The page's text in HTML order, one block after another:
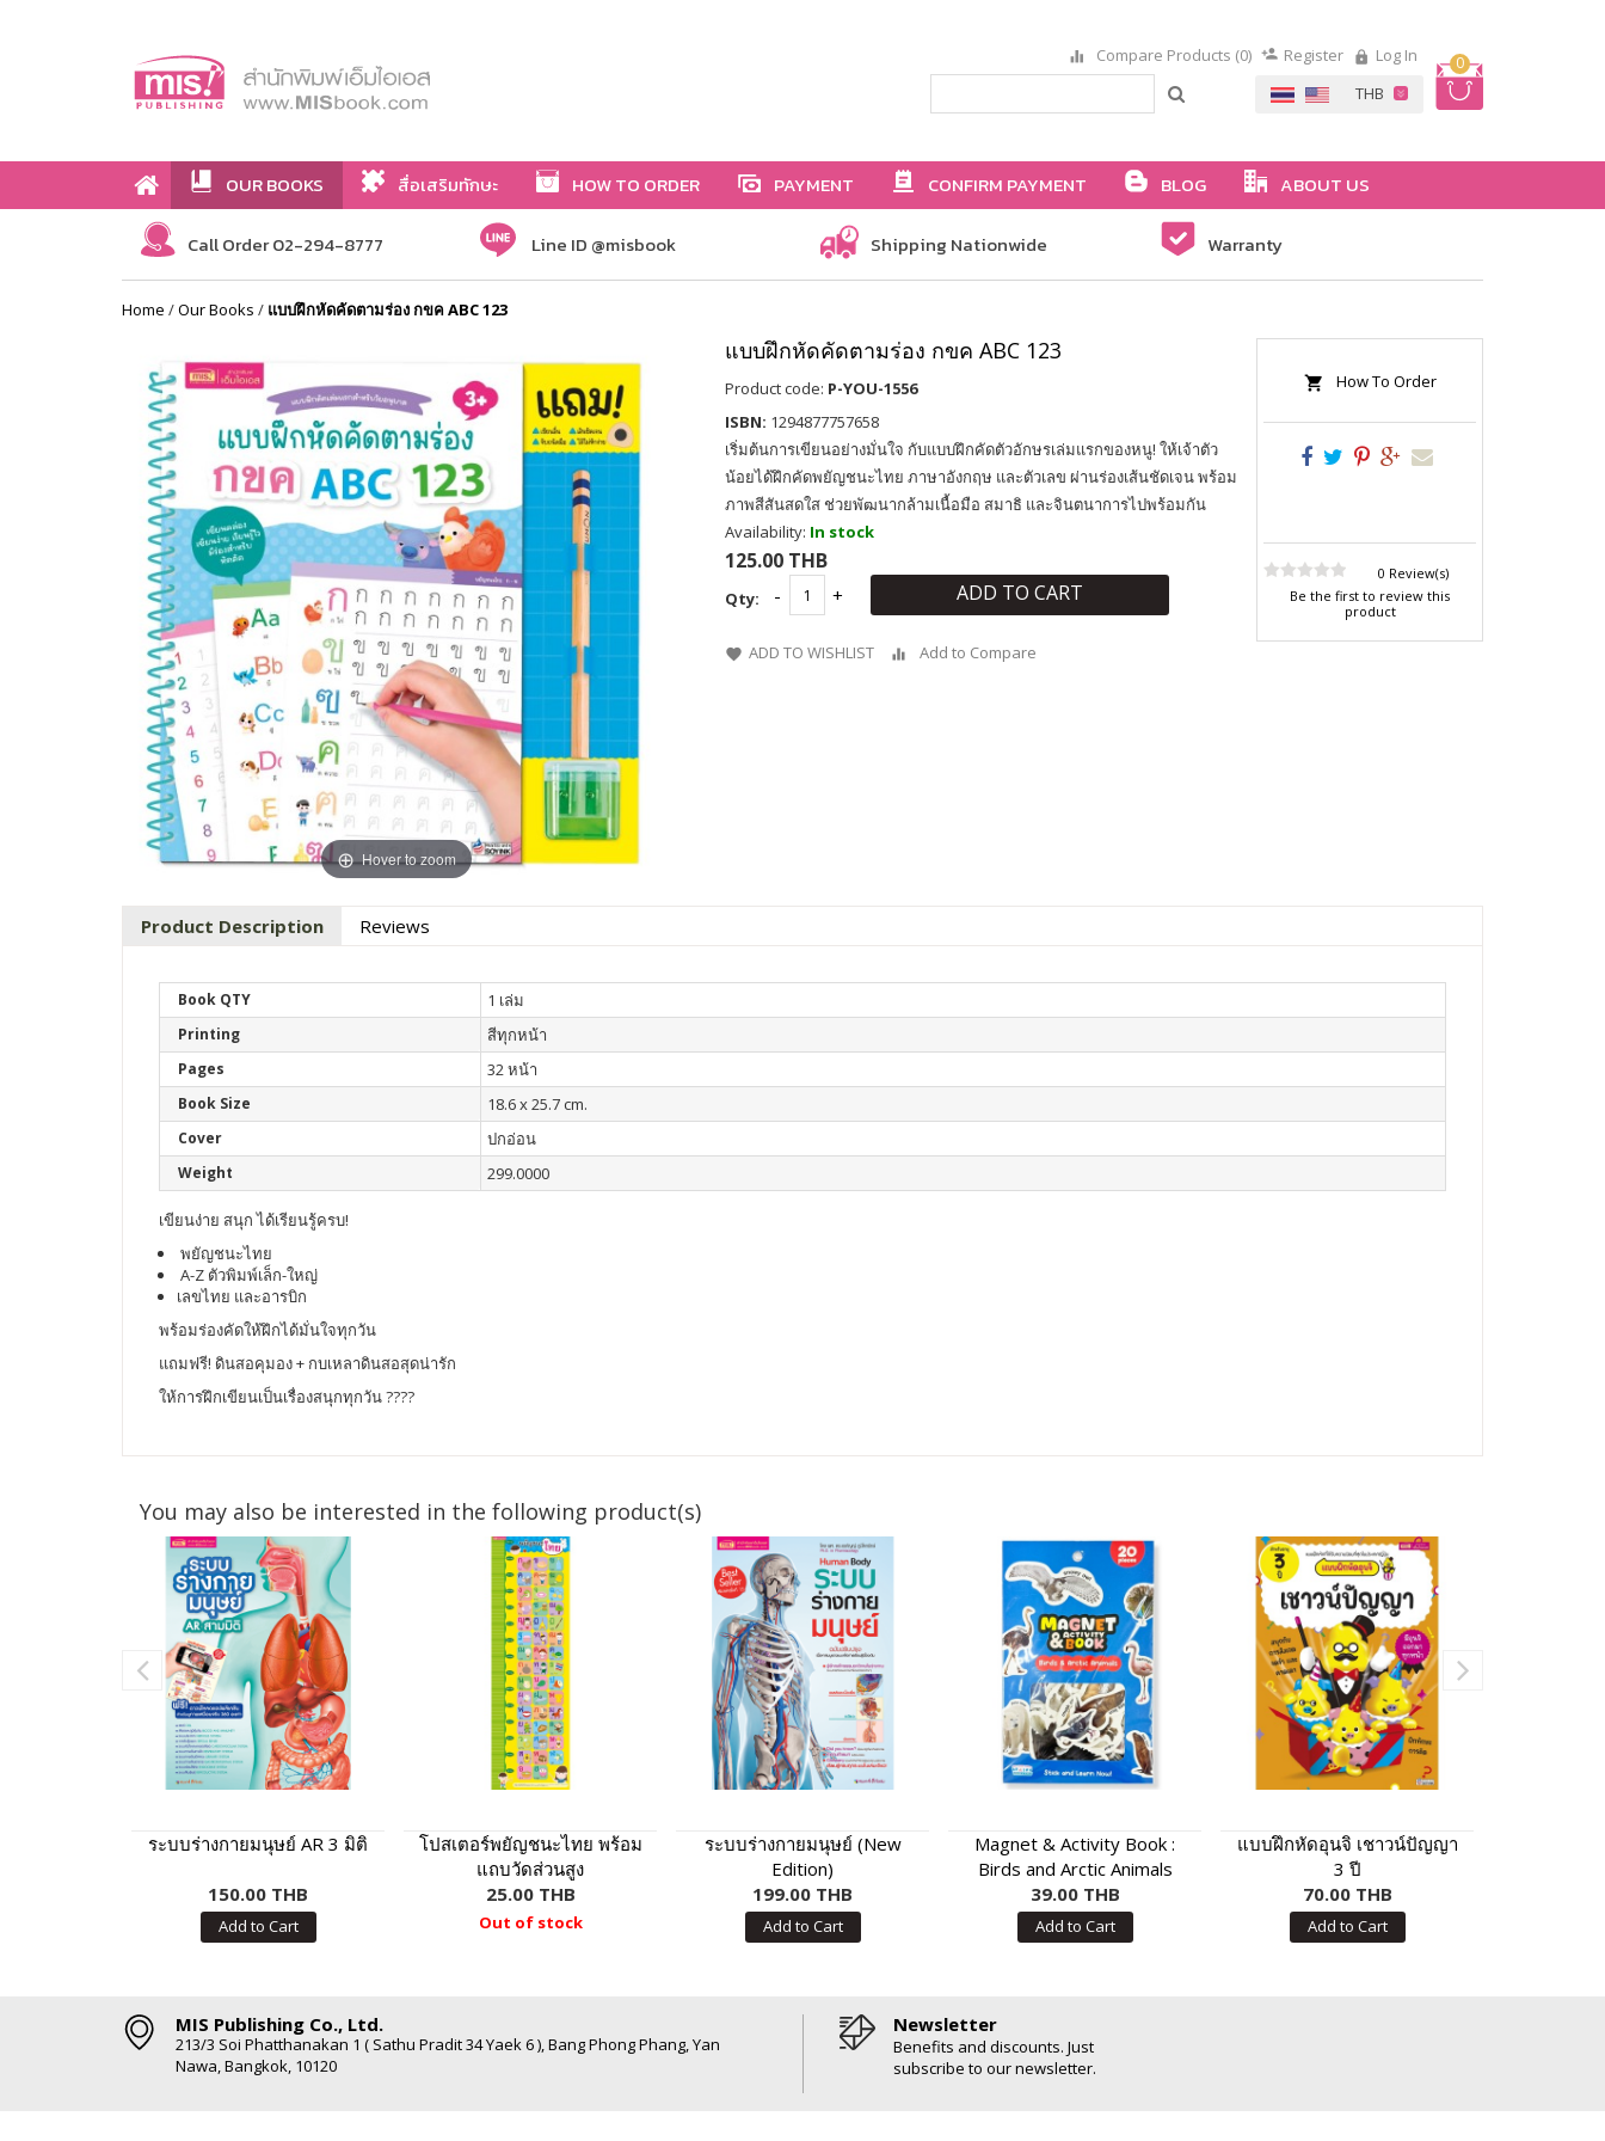
0
Compare Products (0) Register Log In
OUR BOOKS สื่อเสริมทักษะ HOW TO ORDER PAYMENT CONFIRM PAYMENT BLOG ABOUT US
Call Order 02-294-8777 Line ID @misbook Shipping Nationwide Warranty
Home /Our Books / แบบฝึกหัดคัดตามร่อง กขค ABC 123
Hover to zoom
แบบฝึกหัดคัดตามร่อง กขค ABC 123
Product code: P-YOU-1556
ISBN: 1294877757658
เริ่มต้นการเขียนอย่างมั่นใจ กับแบบฝึกคัดตัวอักษรเล่มแรกของหนู! ให้เจ้าตัว
น้อยได้ฝึกคัดพยัญชนะไทย ภาษาอังกฤษ และตัวเลข ผ่านร่องเส้นชัดเจน พร้อม
ภาพสีสันสดใส ช่วยพัฒนากล้ามเนื้อมือ สมาธิ และจินตนาการไปพร้อมกัน
Availability: In stock
125.00 THB
Qty: ADD TO CART
ADD TO WISHLIST Add to Compare
How To Order
0 Review(s)
Be the first to review this
product
Product Description Reviews
Book QTY 1 เล่ม
Printing สีทุกหน้า
Pages 32 หน้า
Book Size 18.6 x 25.7 cm.
Cover ปกอ่อน
Weight 299.0000
เขียนง่าย สนุก ได้เรียนรู้ครบ!
พยัญชนะไทย
A-Z ตัวพิมพ์เล็ก-ใหญ่
เลขไทย และอารบิก
พร้อมร่องคัดให้ฝึกได้มั่นใจทุกวัน
แถมฟรี! ดินสอคุมอง + กบเหลาดินสอสุดน่ารัก
ให้การฝึกเขียนเป็นเรื่องสนุกทุกวัน ????
You may also be interested in the following product(s)
ระบบร่างกายมนุษย์ AR 3 มิติ
150.00 THB
Add to Cart
โปสเตอร์พยัญชนะไทย พร้อม
แถบวัดส่วนสูง
25.00 THB
Out of stock
ระบบร่างกายมนุษย์ (New
Edition)
199.00 THB
Add to Cart
Magnet & Activity Book :
Birds and Arctic Animals
39.00 THB
Add to Cart
แบบฝึกหัดอุนจิ เชาวน์ปัญญา
3 ปี
70.00 THB
Add to Cart
MIS Publishing Co., Ltd.
213/3 Soi Phatthanakan 1 ( Sathu Pradit 34 Yaek 6 ), Bang Phong Phang, Yan
Nawa, Bangkok, 10120
Newsletter
Benefits and discounts. Just
subscribe to our newsletter.